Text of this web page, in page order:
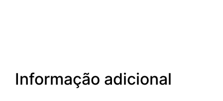
Informação adicional